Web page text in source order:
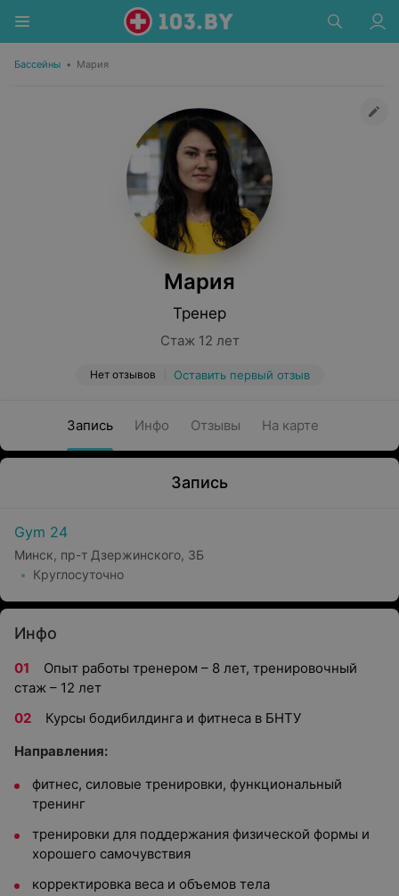
Бассейны • Мария
Мария
Тренер
Стаж 12 лет
Нет отзывов Оставить первый отзыв
Запись Инфо Отзывы На карте
Запись
Gym 24
Минск, пр-т Дзержинского, 3Б
Круглосуточно
Инфо
Опыт работы тренером – 8 лет, тренировочный
стаж – 12 лет
Курсы бодибилдинга и фитнеса в БНТУ
Направления:
фитнес, силовые тренировки, функциональный
тренинг
тренировки для поддержания физической формы и
хорошего самочувствия
корректировка веса и объемов тела